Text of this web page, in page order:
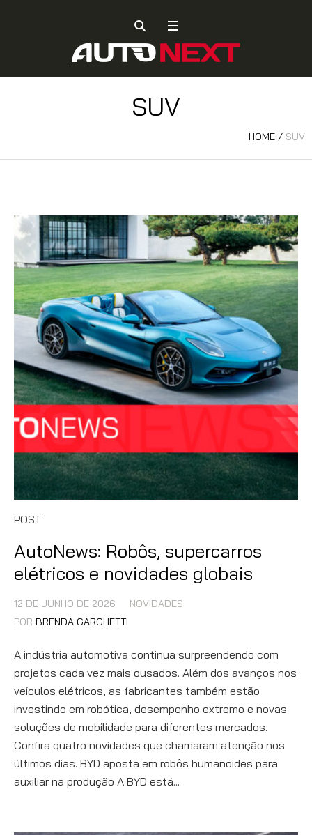
SUV
HOME / SUV
POST
AutoNews: Robôs, supercarros
elétricos e novidades globais
12 DE JUNHO DE 2026
NOVIDADES
POR BRENDA GARGHETTI
A indústria automotiva continua surpreendendo com
projetos cada vez mais ousados. Além dos avanços nos
veículos elétricos, as fabricantes também estão
investindo em robótica, desempenho extremo e novas
soluções de mobilidade para diferentes mercados.
Confira quatro novidades que chamaram atenção nos
últimos dias. BYD aposta em robôs humanoides para
auxiliar na produção A BYD está...